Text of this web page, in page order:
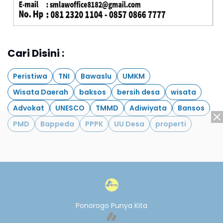
Cari Disini :
Peristiwa TNI Bawaslu
UMKM
Wisata Daerah
baksos bersih desa
wisata
Advokat
UNESCO TMMD Adiwiyata
Bansos
PMD
Bappeda PPPK UU Desa properti
Ponorogo Punya Kita